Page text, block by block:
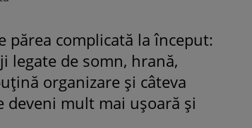
părea complicată la început:
legate de somn, hrană,
organizare și câteva
mult mai ușoară și